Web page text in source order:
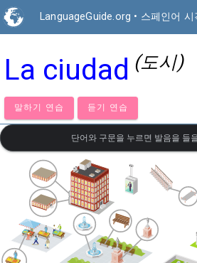
LanguageGuide.org • 스페인어 시
La ciudad (도시)
말하기 연습 듣기 연습
단어와 구문을 누르면 발음을 들